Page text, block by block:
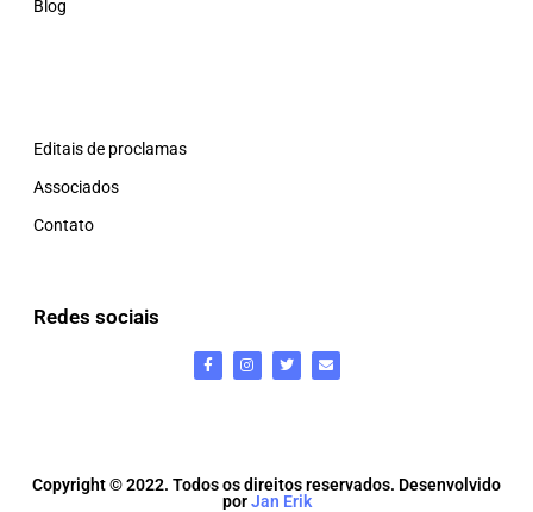
Blog
Editais de proclamas
Associados
Contato
Redes sociais
Copyright © 2022. Todos os direitos reservados. Desenvolvido
porJan Erik